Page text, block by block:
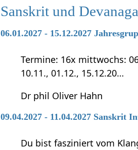
Sanskrit und
06.01.2027 - 15.12.2027
Termine: 16x mittwochs:
10.11., 01.12., 15.12.20…
Dr phil Oliver Hahn
09.04.2027 - 11.04.2027 Sanskrit
Du bist fasziniert vom